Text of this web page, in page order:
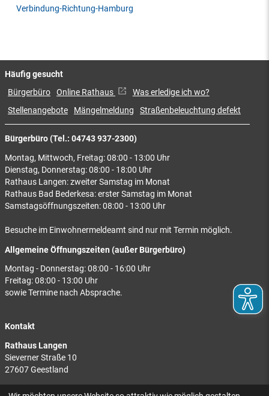
Verbindung-Richtung-Hamburg
Bürgerbüro (Tel.: 04743 937-2300)
Montag, Mittwoch, Freitag: 08:00 - 13:00 Uhr
Dienstag, Donnerstag: 08:00 - 18:00 Uhr
Rathaus Langen: zweiter Samstag im Monat
Rathaus Bad Bederkesa: erster Samstag im Monat
Samstagsöffnungszeiten: 08:00 - 13:00 Uhr
Besuche im Einwohnermeldeamt sind nur mit Termin möglich.
Allgemeine Öffnungszeiten (außer Bürgerbüro)
Montag - Donnerstag: 08:00 - 16:00 Uhr
Freitag: 08:00 - 13:00 Uhr
sowie Termine nach Absprache.
Kontakt
Rathaus Langen
Sieverner Straße 10
27607 Geestland
Rathaus Bad Bederkesa
Häufig gesucht
Bürgerbüro Online Rathaus
Was erledige ich wo?
Stellenangebote
Mängelmeldung Straßenbeleuchtung defekt